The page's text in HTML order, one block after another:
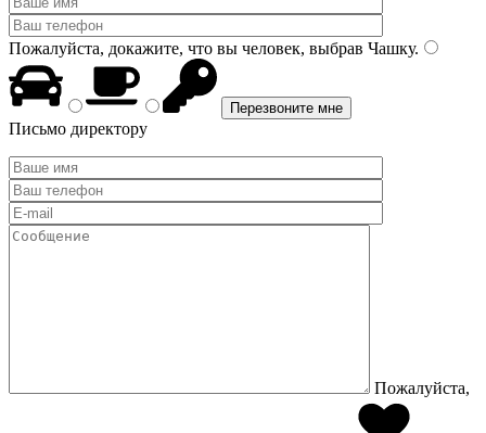
Пожалуйста, докажите, что вы человек, выбрав Чашку.
Письмо директору
Пожалуйста,